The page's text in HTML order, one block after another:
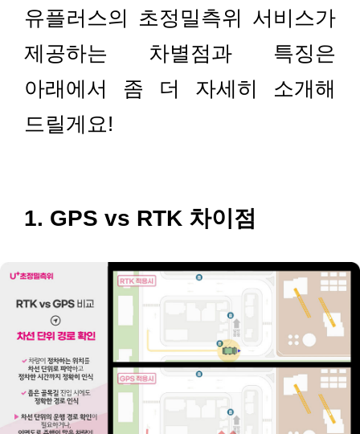
유플러스의 초정밀측위 서비스가
제공하는 차별점과 특징은
아래에서 좀 더 자세히 소개해
드릴게요!
1. GPS vs RTK 차이점